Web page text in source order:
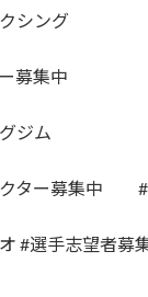
シング
募集中
ジム
ター募集中 #
#選手志望者募